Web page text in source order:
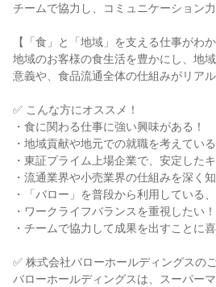
チームで協力し、コミュニケーション力
【「食」と「地域」を支える仕事がわか
地域のお客様の食生活を豊かにし、地
意義や、食品流通全体の仕組みがリアル
✅ こんな方にオススメ！
・食に関わる仕事に強い興味がある！
・地域貢献や地元での就職を考えている
・東証プライム上場企業で、安定した
・流通業界や小売業界の仕組みを深く知
・「バロー」を普段から利用している
・ワークライフバランスを重視したい！
・チームで協力して成果を出すことに
✅ 株式会社バローホールディングスの
バローホールディングスは、スーパー